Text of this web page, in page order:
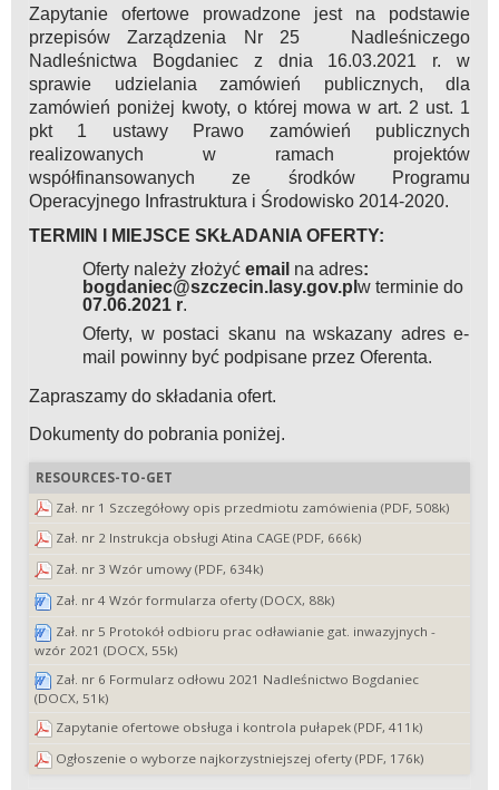
Zapytanie ofertowe prowadzone jest na podstawie
przepisów Zarządzenia Nr 25 Nadleśniczego
Nadleśnictwa Bogdaniec z dnia 16.03.2021 r. w
sprawie udzielania zamówień publicznych, dla
zamówień poniżej kwoty, o której mowa w art. 2 ust. 1
pkt 1 ustawy Prawo zamówień publicznych
realizowanych w ramach projektów
współfinansowanych ze środków Programu
Operacyjnego Infrastruktura i Środowisko 2014-2020.
TERMIN I MIEJSCE SKŁADANIA OFERTY:
Oferty należy złożyć email na adres:
bogdaniec@szczecin.lasy.gov.pl w terminie do
07.06.2021 r.
Oferty, w postaci skanu na wskazany adres e-
mail powinny być podpisane przez Oferenta.
Zapraszamy do składania ofert.
Dokumenty do pobrania poniżej.
RESOURCES-TO-GET
Zał. nr 1 Szczegółowy opis przedmiotu zamówienia (PDF, 508k)
Zał. nr 2 Instrukcja obsługi Atina CAGE (PDF, 666k)
Zał. nr 3 Wzór umowy (PDF, 634k)
Zał. nr 4 Wzór formularza oferty (DOCX, 88k)
Zał. nr 5 Protokół odbioru prac odławianie gat. inwazyjnych -
wzór 2021 (DOCX, 55k)
Zał. nr 6 Formularz odłowu 2021 Nadleśnictwo Bogdaniec
(DOCX, 51k)
Zapytanie ofertowe obsługa i kontrola pułapek (PDF, 411k)
Ogłoszenie o wyborze najkorzystniejszej oferty (PDF, 176k)